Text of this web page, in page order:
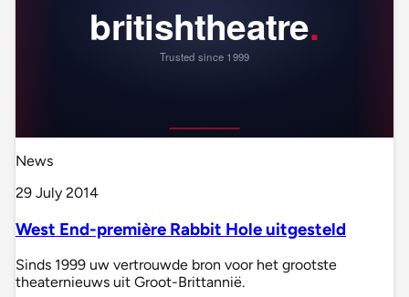
News
29 July 2014
West End-première Rabbit Hole uitgesteld
Sinds 1999 uw vertrouwde bron voor het grootste
theaternieuws uit Groot-Brittannië.